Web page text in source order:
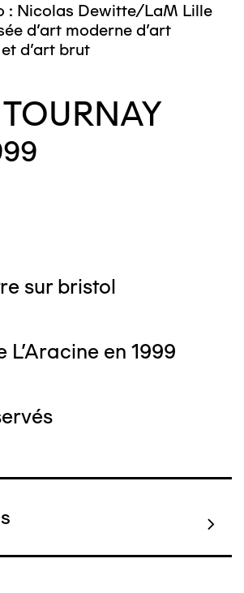
: Nicolas Dewitte/LaM Lille
d’art moderne d’art
d’art brut
sur bristol
L'Aracine en 1999